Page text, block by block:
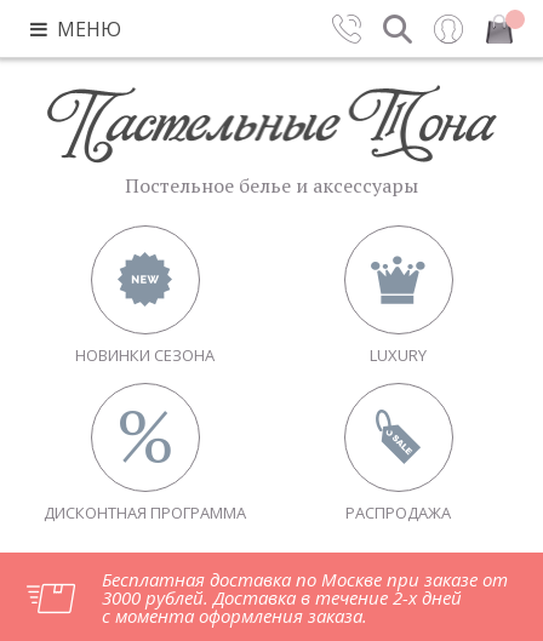
МЕНЮ Вход Закрыть
Постельное белье и аксессуары
НОВИНКИ СЕЗОНА LUXURY
ДИСКОНТНАЯ ПРОГРАММА РАСПРОДАЖА
Бесплатная доставка по Москве при заказе от
3000 рублей. Доставка в течение 2-х дней
с момента оформления заказа.